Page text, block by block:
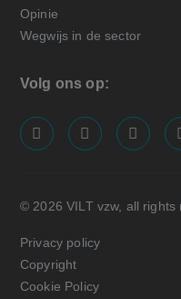
Opinie
Wegwijs in de sector
Volg ons op:
screenreader.visit
© 2026 VILT vzw, all rights
Privacy policy
Copyright
Cookie Policy